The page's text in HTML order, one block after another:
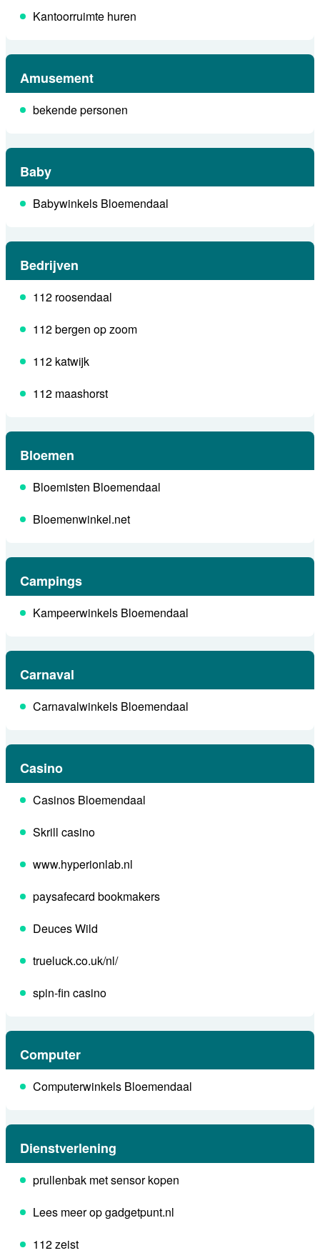
Kantoorruimte huren
Amusement
bekende personen
Baby
Babywinkels Bloemendaal
Bedrijven
112 roosendaal
112 bergen op zoom
112 katwijk
112 maashorst
Bloemen
Bloemisten Bloemendaal
Bloemenwinkel.net
Campings
Kampeerwinkels Bloemendaal
Carnaval
Carnavalwinkels Bloemendaal
Casino
Casinos Bloemendaal
Skrill casino
www.hyperionlab.nl
paysafecard bookmakers
Deuces Wild
trueluck.co.uk/nl/
spin-fin casino
Computer
Computerwinkels Bloemendaal
Dienstverlening
prullenbak met sensor kopen
Lees meer op gadgetpunt.nl
112 zeist